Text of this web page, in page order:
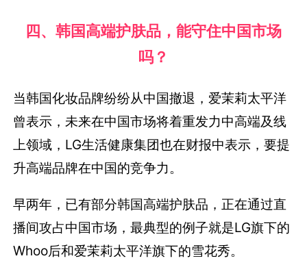
四、韩国高端护肤品，能守住中国市场
吗？
当韩国化妆品牌纷纷从中国撤退，爱茉莉太平洋
曾表示，未来在中国市场将着重发力中高端及线
上领域，LG生活健康集团也在财报中表示，要提
升高端品牌在中国的竞争力。
早两年，已有部分韩国高端护肤品，正在通过直
播间攻占中国市场，最典型的例子就是LG旗下的
Whoo后和爱茉莉太平洋旗下的雪花秀。